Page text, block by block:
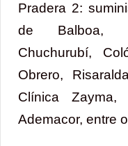
Pradera 2:
de Balboa,
Chuchurubí,
Obrero,
Clínica
Ademacor, entre